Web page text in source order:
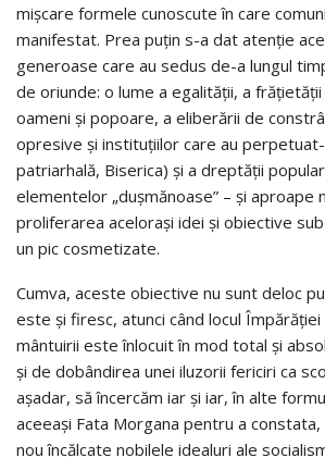
mișcare formele cunoscute în care
manifestat. Prea puțin s-a dat atenție
generoase care au sedus de-a lungul
de oriunde: o lume a egalității, a
oameni și popoare, a eliberării de
opresive și instituțiilor care au
patriarhală, Biserica) și a dreptății
elementelor „dușmănoase” – și aproape
proliferarea acelorași idei și obiective
un pic cosmetizate.
Cumva, aceste obiective nu sunt deloc
este și firesc, atunci când locul Împărăției
mântuirii este înlocuit în mod total și
și de dobândirea unei iluzorii fericiri ca
așadar, să încercăm iar și iar, în alte
aceeași Fata Morgana pentru a
nou încălcate nobilele idealuri ale